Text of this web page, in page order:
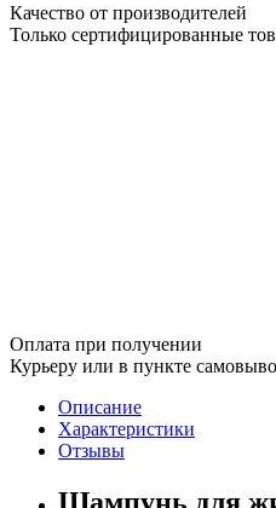
Качество от производителей
Только сертифицированные
Оплата при получении
Курьеру или в пункте
Описание
Характеристики
Отзывы